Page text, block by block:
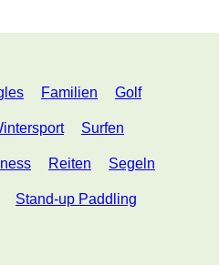
Familien Golf
Surfen
Reiten Segeln
Stand-up Paddling